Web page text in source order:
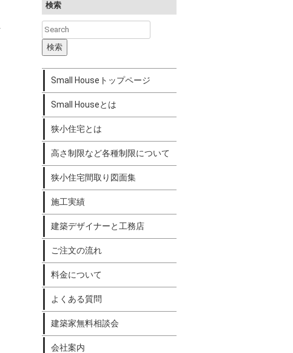
検索
Small Houseトップページ
Small Houseとは
狭小住宅とは
高さ制限など各種制限について
狭小住宅間取り図面集
施工実績
建築デザイナーと工務店
ご注文の流れ
料金について
よくある質問
建築家無料相談会
会社案内